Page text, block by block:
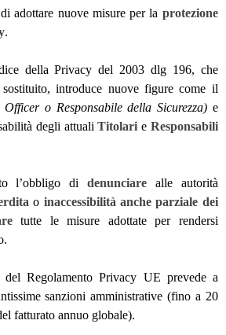
adottare nuove misure per la protezione
.
della Privacy del 2003 dlg 196, che
introduce nuove figure come il
o Responsabile della Sicurezza) e
degli attualiTitolari e Responsabili
l’obbligo didenunciare alle autorità
o inaccessibilità anche parziale dei
tutte le misure adottate per rendersi
del Regolamento Privacy UE prevede a
sanzioni amministrative (fino a 20
fatturato annuo globale).